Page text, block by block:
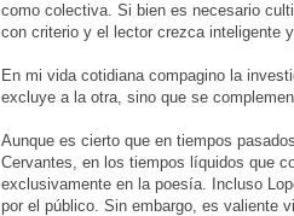
como colectiva. Si bien es necesario
con criterio y el lector crezca inteligente
En mi vida cotidiana compagino la
excluye a la otra, sino que se
Aunque es cierto que en tiempos
Cervantes, en los tiempos líquidos que
exclusivamente en la poesía. Incluso
por el público. Sin embargo, es valiente